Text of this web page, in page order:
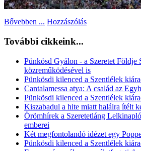
Bővebben ... Hozzászólás
További cikkeink...
Pünkösd Gyálon - a Szeretet Földje
közreműködésével is
Pünkösdi kilenced a Szentlélek
Cantalamessa atya: A család az
Pünkösdi kilenced a Szentlélek
Kiszabadul a hite miatt halálra ítélt
Örömhírek a Szeretetláng
emberei
Két megfontolandó idézet egy
Pünkösdi kilenced a Szentlélek